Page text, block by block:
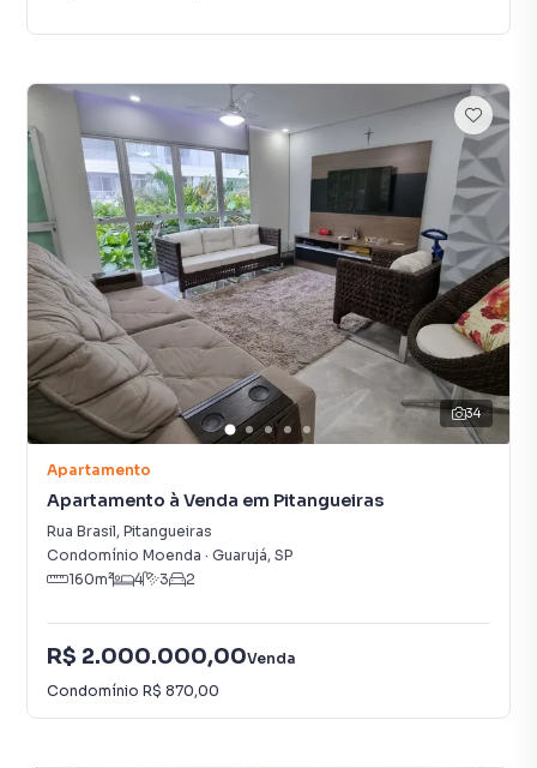
34
Apartamento
Apartamento à Venda em Pitangueiras
Rua Brasil, Pitangueiras
Condomínio Moenda · Guarujá, SP
160m² 4 3 2
R$ 2.000.000,00Venda
Condomínio R$ 870,00